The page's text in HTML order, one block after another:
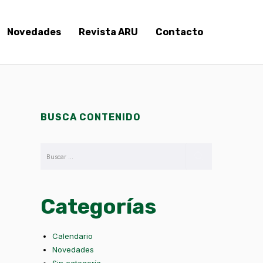
Novedades Revista ARU Contacto
BUSCA CONTENIDO
Categorías
Calendario
Novedades